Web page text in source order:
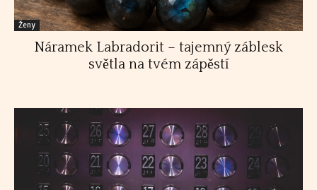
Ženy
Náramek Labradorit – tajemný záblesk
světla na tvém zápěstí